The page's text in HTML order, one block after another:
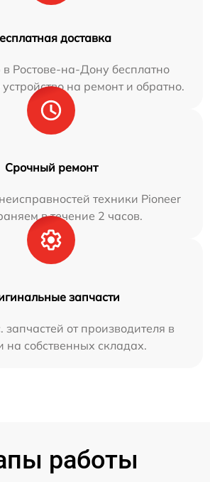
доставка
Ростове-на-Дону бесплатно
на ремонт и обратно.
Срочный ремонт
техники Pioneer
в течение 2 часов.
запчасти
запчастей от производителя в
на собственных складах.
работы